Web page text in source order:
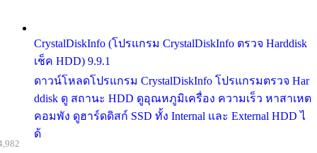
CrystalDiskInfo (โปรแกรม CrystalDiskInfo ตรวจ Harddisk
เช็ค HDD) 9.9.1
ดาวน์โหลดโปรแกรม CrystalDiskInfo โปรแกรมตรวจ Har
ddisk ดู สถานะ HDD ดูอุณหภูมิเครื่อง ความเร็ว หาสาเหต
คอมพัง ดูฮาร์ดดิสก์ SSD ทั้ง Internal และ External HDD ไ
ด้